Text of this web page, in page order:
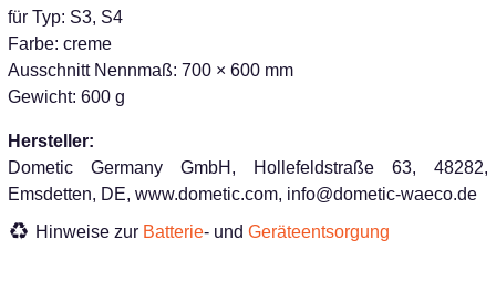
für Typ: S3, S4
Farbe: creme
Ausschnitt Nennmaß: 700 × 600 mm
Gewicht: 600 g
Hersteller:
Dometic Germany GmbH, Hollefeldstraße 63, 48282,
Emsdetten, DE, www.dometic.com, info@dometic-waeco.de
Hinweise zur Batterie- und Geräteentsorgung